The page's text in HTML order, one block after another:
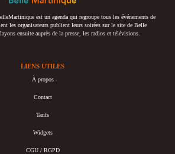
est un agenda qui regroupe tous les événements de
les organisateurs publient leurs soirées sur le site de Belle
ensuite auprès de la presse, les radios et télévisions.
LIENS UTILES
À propos
Contact
Tarifs
Widgets
CGU / RGPD